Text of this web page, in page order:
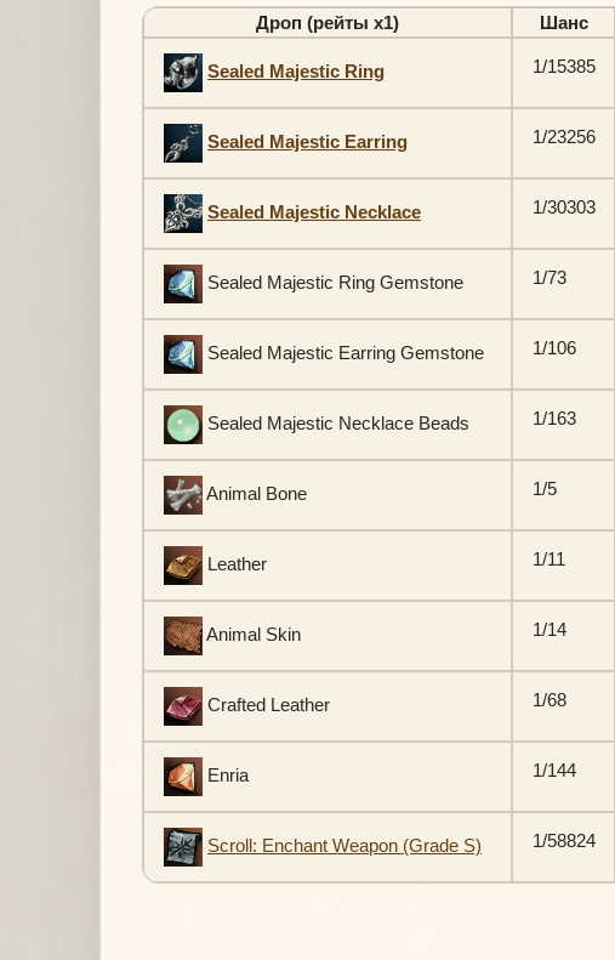
Дроп (рейты х1) Шанс
Sealed Majestic Ring 1/15385
Sealed Majestic Earring 1/23256
Sealed Majestic Necklace 1/30303
Sealed Majestic Ring Gemstone 1/73
Sealed Majestic Earring Gemstone 1/106
Sealed Majestic Necklace Beads 1/163
Animal Bone 1/5
Leather 1/11
Animal Skin 1/14
Crafted Leather 1/68
Enria 1/144
Scroll: Enchant Weapon (Grade S) 1/58824